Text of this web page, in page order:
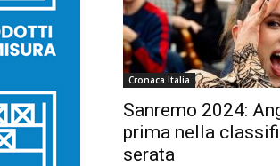
Cronaca Italia
Sanremo 2024:
prima nella
serata